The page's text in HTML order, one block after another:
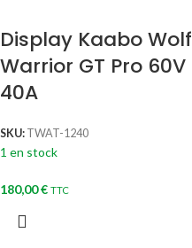
Display Kaabo Wolf
Warrior GT Pro 60V
40A
SKU: TWAT-1240
1 en stock
180,00€ TTC